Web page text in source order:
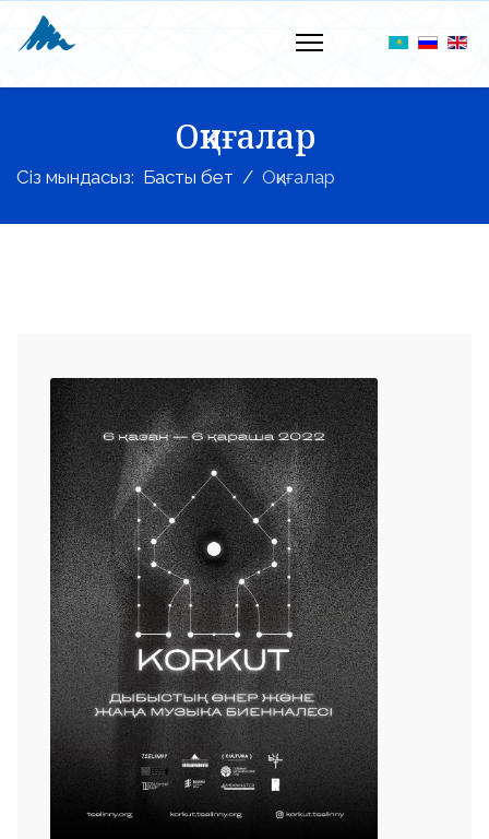
Оқиғалар
Сіз мындасыз: Басты бет Оқиғалар